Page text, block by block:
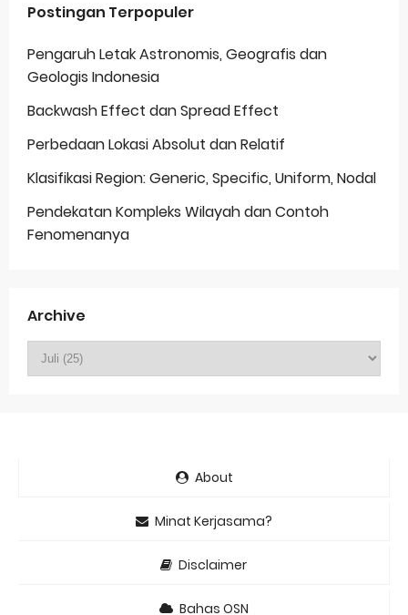
Postingan Terpopuler
Pengaruh Letak Astronomis, Geografis dan
Geologis Indonesia
Backwash Effect dan Spread Effect
Perbedaan Lokasi Absolut dan Relatif
Klasifikasi Region: Generic, Specific, Uniform, Nodal
Pendekatan Kompleks Wilayah dan Contoh
Fenomenanya
Archive
About
Minat Kerjasama?
Disclaimer
Bahas OSN